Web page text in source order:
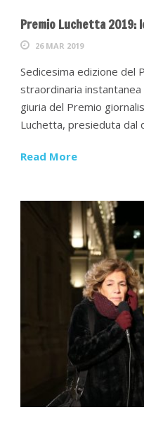
Premio Luchetta
26 MAR 2019
Sedicesima edizione del
straordinaria
giuria del Premio
Luchetta, presieduta dal
Read More